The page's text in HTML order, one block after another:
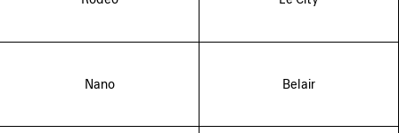
Nano Belair